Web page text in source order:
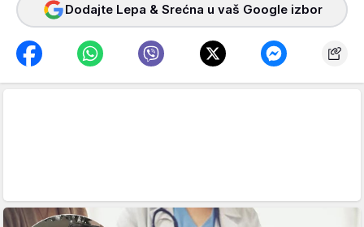
Dodajte Lepa & Srećna u vaš Google izbor